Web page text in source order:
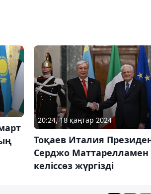
20:24, 18 қаңтар 2024
Тоқаев Италия
Серджо Маттарелламен
келіссөз жүргізді